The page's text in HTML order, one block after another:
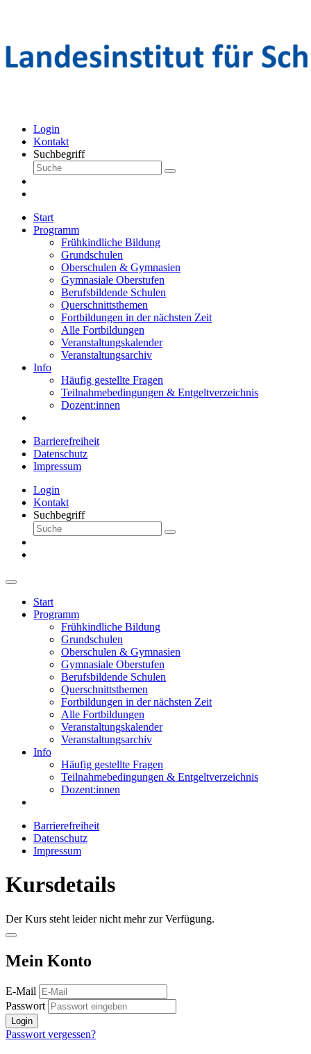
Login
Kontakt
Suchbegriff
Start
Programm
Frühkindliche Bildung
Grundschulen
Oberschulen & Gymnasien
Gymnasiale Oberstufen
Berufsbildende Schulen
Querschnittsthemen
Fortbildungen in der nächsten Zeit
Alle Fortbildungen
Veranstaltungskalender
Veranstaltungsarchiv
Info
Häufig gestellte Fragen
Teilnahmebedingungen & Entgeltverzeichnis
Dozent:innen
Barrierefreiheit
Datenschutz
Impressum
Login
Kontakt
Suchbegriff
Start
Programm
Frühkindliche Bildung
Grundschulen
Oberschulen & Gymnasien
Gymnasiale Oberstufen
Berufsbildende Schulen
Querschnittsthemen
Fortbildungen in der nächsten Zeit
Alle Fortbildungen
Veranstaltungskalender
Veranstaltungsarchiv
Info
Häufig gestellte Fragen
Teilnahmebedingungen & Entgeltverzeichnis
Dozent:innen
Barrierefreiheit
Datenschutz
Impressum
Kursdetails
Der Kurs steht leider nicht mehr zur Verfügung.
Mein Konto
E-Mail
Passwort
Login
Passwort vergessen?